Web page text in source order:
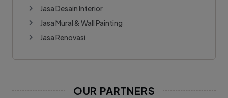
Jasa Desain Interior
Jasa Mural & Wall Painting
Jasa Renovasi
OUR PARTNERS